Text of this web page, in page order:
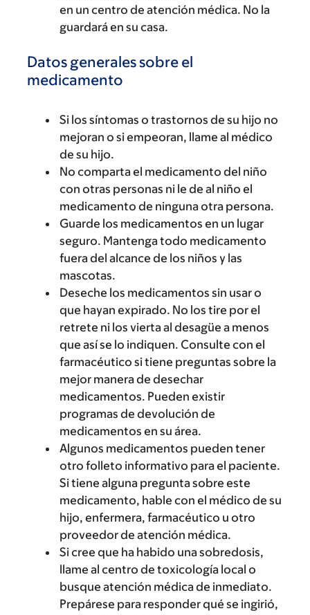
en un centro de atención médica. No la
guardará en su casa.
Datos generales sobre el
medicamento
Si los síntomas o trastornos de su hijo no
mejoran o si empeoran, llame al médico
de su hijo.
No comparta el medicamento del niño
con otras personas ni le de al niño el
medicamento de ninguna otra persona.
Guarde los medicamentos en un lugar
seguro. Mantenga todo medicamento
fuera del alcance de los niños y las
mascotas.
Deseche los medicamentos sin usar o
que hayan expirado. No los tire por el
retrete ni los vierta al desagüe a menos
que así se lo indiquen. Consulte con el
farmacéutico si tiene preguntas sobre la
mejor manera de desechar
medicamentos. Pueden existir
programas de devolución de
medicamentos en su área.
Algunos medicamentos pueden tener
otro folleto informativo para el paciente.
Si tiene alguna pregunta sobre este
medicamento, hable con el médico de su
hijo, enfermera, farmacéutico u otro
proveedor de atención médica.
Si cree que ha habido una sobredosis,
llame al centro de toxicología local o
busque atención médica de inmediato.
Prepárese para responder qué se ingirió,